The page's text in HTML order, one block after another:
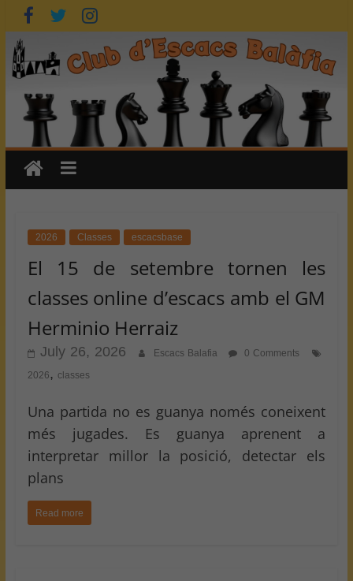
Skip
to
content
2026 Classes escacsbase
El 15 de setembre tornen les
classes online d’escacs amb el GM
Herminio Herraiz
July 26, 2026 Escacs Balafia
0 Comments
2026, classes
Una partida no es guanya només coneixent
més jugades. Es guanya aprenent a
interpretar millor la posició, detectar els
plans
Read more